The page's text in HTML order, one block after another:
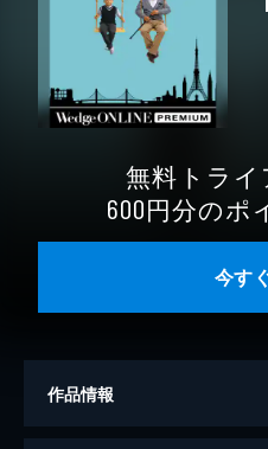
無料トライ
600円分のポ
今す
作品情報